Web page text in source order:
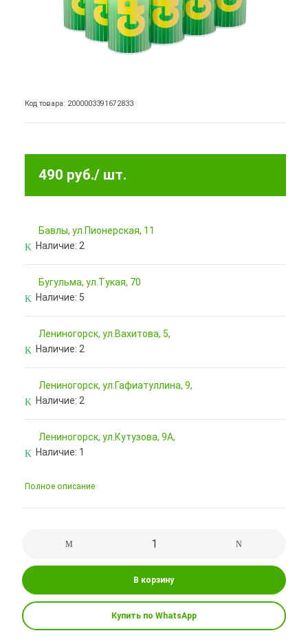
Код товара: 2000003391672833
490 руб./ шт.
Бавлы, ул.Пионерская, 11
Наличие: 2
Бугульма, ул.Тукая, 70
Наличие: 5
Лениногорск, ул.Вахитова, 5,
Наличие: 2
Лениногорск, ул.Гафиатуллина, 9,
Наличие: 2
Лениногорск, ул.Кутузова, 9А,
Наличие: 1
Полное описание
В корзину
Купить по WhatsApp